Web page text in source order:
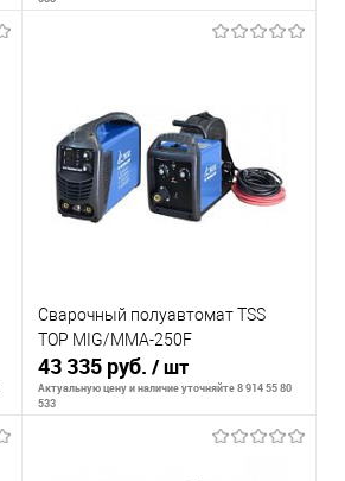
К сравнению
В избранное
Недоступно
Сварочный полуавтомат TSS
TOP MIG/MMA-250F
43 335 руб./ шт
Актуальную цену и наличие уточняйте 8 914 55 80
533